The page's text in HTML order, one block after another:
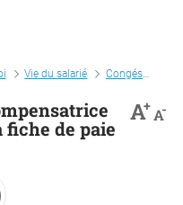
Vie du salarié Congés
fiche de paie
A+A-